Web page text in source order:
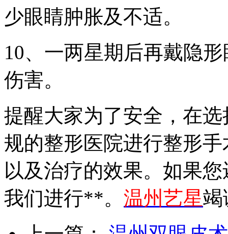
少眼睛肿胀及不适。
10、一两星期后再戴隐
伤害。
提醒大家为了安全，在
规的整形医院进行整形
以及治疗的效果。如果
我们进行**。 温州艺星竭